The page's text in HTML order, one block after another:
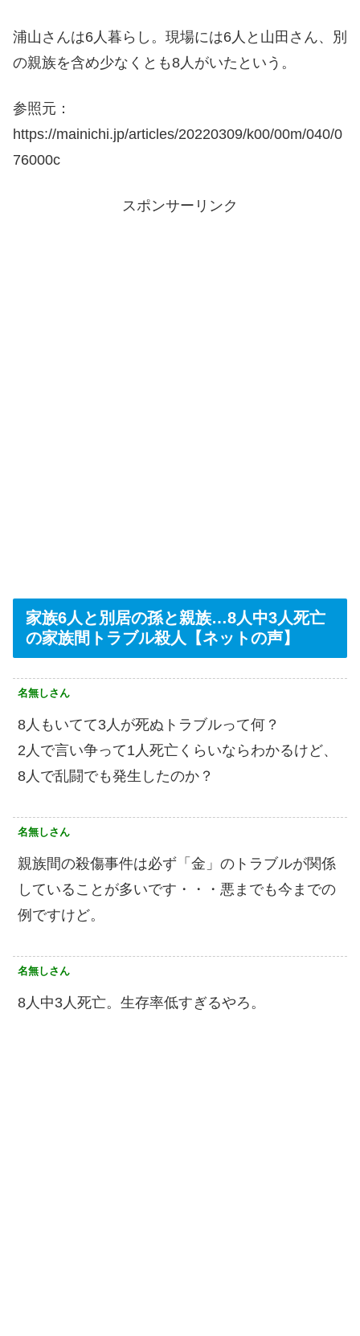
浦山さんは6人暮らし。現場には6人と山田さん、別
の親族を含め少なくとも8人がいたという。
参照元：
https://mainichi.jp/articles/20220309/k00/00m/040/0
76000c
スポンサーリンク
家族6人と別居の孫と親族…8人中3人死亡
の家族間トラブル殺人【ネットの声】
名無しさん
8人もいてて3人が死ぬトラブルって何？
2人で言い争って1人死亡くらいならわかるけど、
8人で乱闘でも発生したのか？
名無しさん
親族間の殺傷事件は必ず「金」のトラブルが関係
していることが多いです・・・悪までも今までの
例ですけど。
名無しさん
8人中3人死亡。生存率低すぎるやろ。